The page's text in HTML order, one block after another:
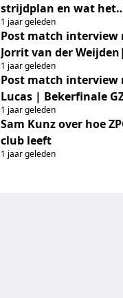
strijdplan en wat het
landskampioenschap
ZPC Amersfoort
1 jaar geleden
Post match interview
Jorrit van der
GZC DONK - ZV de Zaan
1 jaar geleden
Post match interview
Lucas | Bekerfinale
Zaan
1 jaar geleden
Sam Kunz over hoe
club leeft
1 jaar geleden